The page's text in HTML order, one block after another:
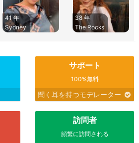
41 年
Sydney
38 年
The Rocks
サポート
100%無料
聞く耳を持つモデレーター
訪問者
頻繁に訪問される